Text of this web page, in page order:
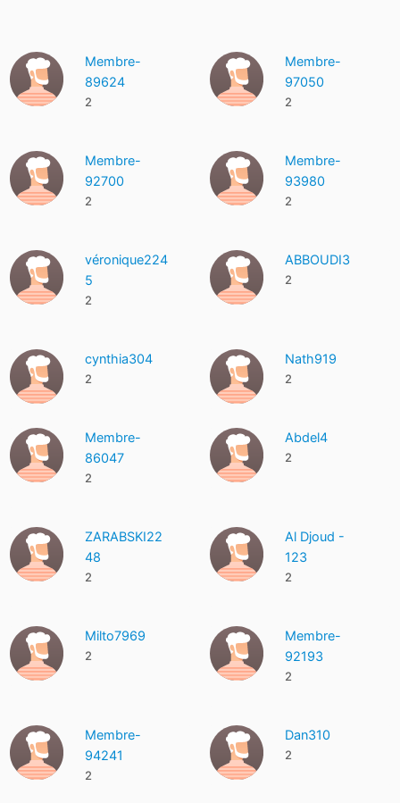
Membre-
89624
2
Membre-
97050
2
Membre-
92700
2
Membre-
93980
2
véronique224
5
2
ABBOUDI3
2
cynthia304
2
Nath919
2
Membre-
86047
2
Abdel4
2
ZARABSKI22
48
2
Al Djoud -
123
2
Milto7969
2
Membre-
92193
2
Membre-
94241
2
Dan310
2